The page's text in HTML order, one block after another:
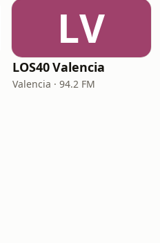
LV
LOS40 Valencia
Valencia · 94.2 FM